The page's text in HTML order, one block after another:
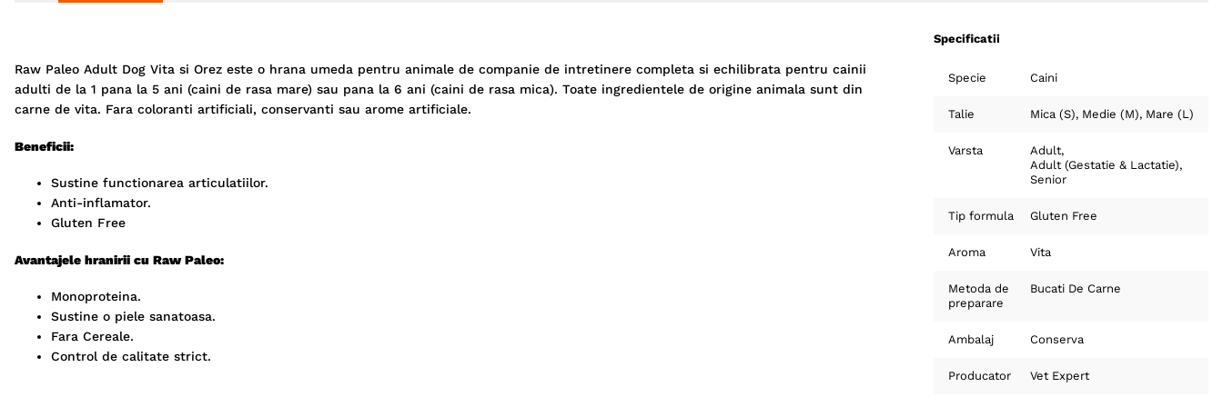
Raw Paleo Adult Dog Vita si Orez este o hrana umeda pentru animale de companie de intretinere completa si echilibrata pentru cainii
adulti de la 1 pana la 5 ani (caini de rasa mare) sau pana la 6 ani (caini de rasa mica). Toate ingredientele de origine animala sunt din
carne de vita. Fara coloranti artificiali, conservanti sau arome artificiale.
Beneficii:
Sustine functionarea articulatiilor.
Anti-inflamator.
Gluten Free
Avantajele hranirii cu Raw Paleo:
Monoproteina.
Sustine o piele sanatoasa.
Fara Cereale.
Control de calitate strict.
Specificatii
Specie Caini
Talie Mica (S) Medie (M) Mare (L)
Varsta
Adult
Adult (Gestatie & Lactatie)
Senior
Tip formula Gluten Free
Aroma Vita
Metoda de
preparare
Bucati De Carne
Ambalaj Conserva
Producator Vet Expert